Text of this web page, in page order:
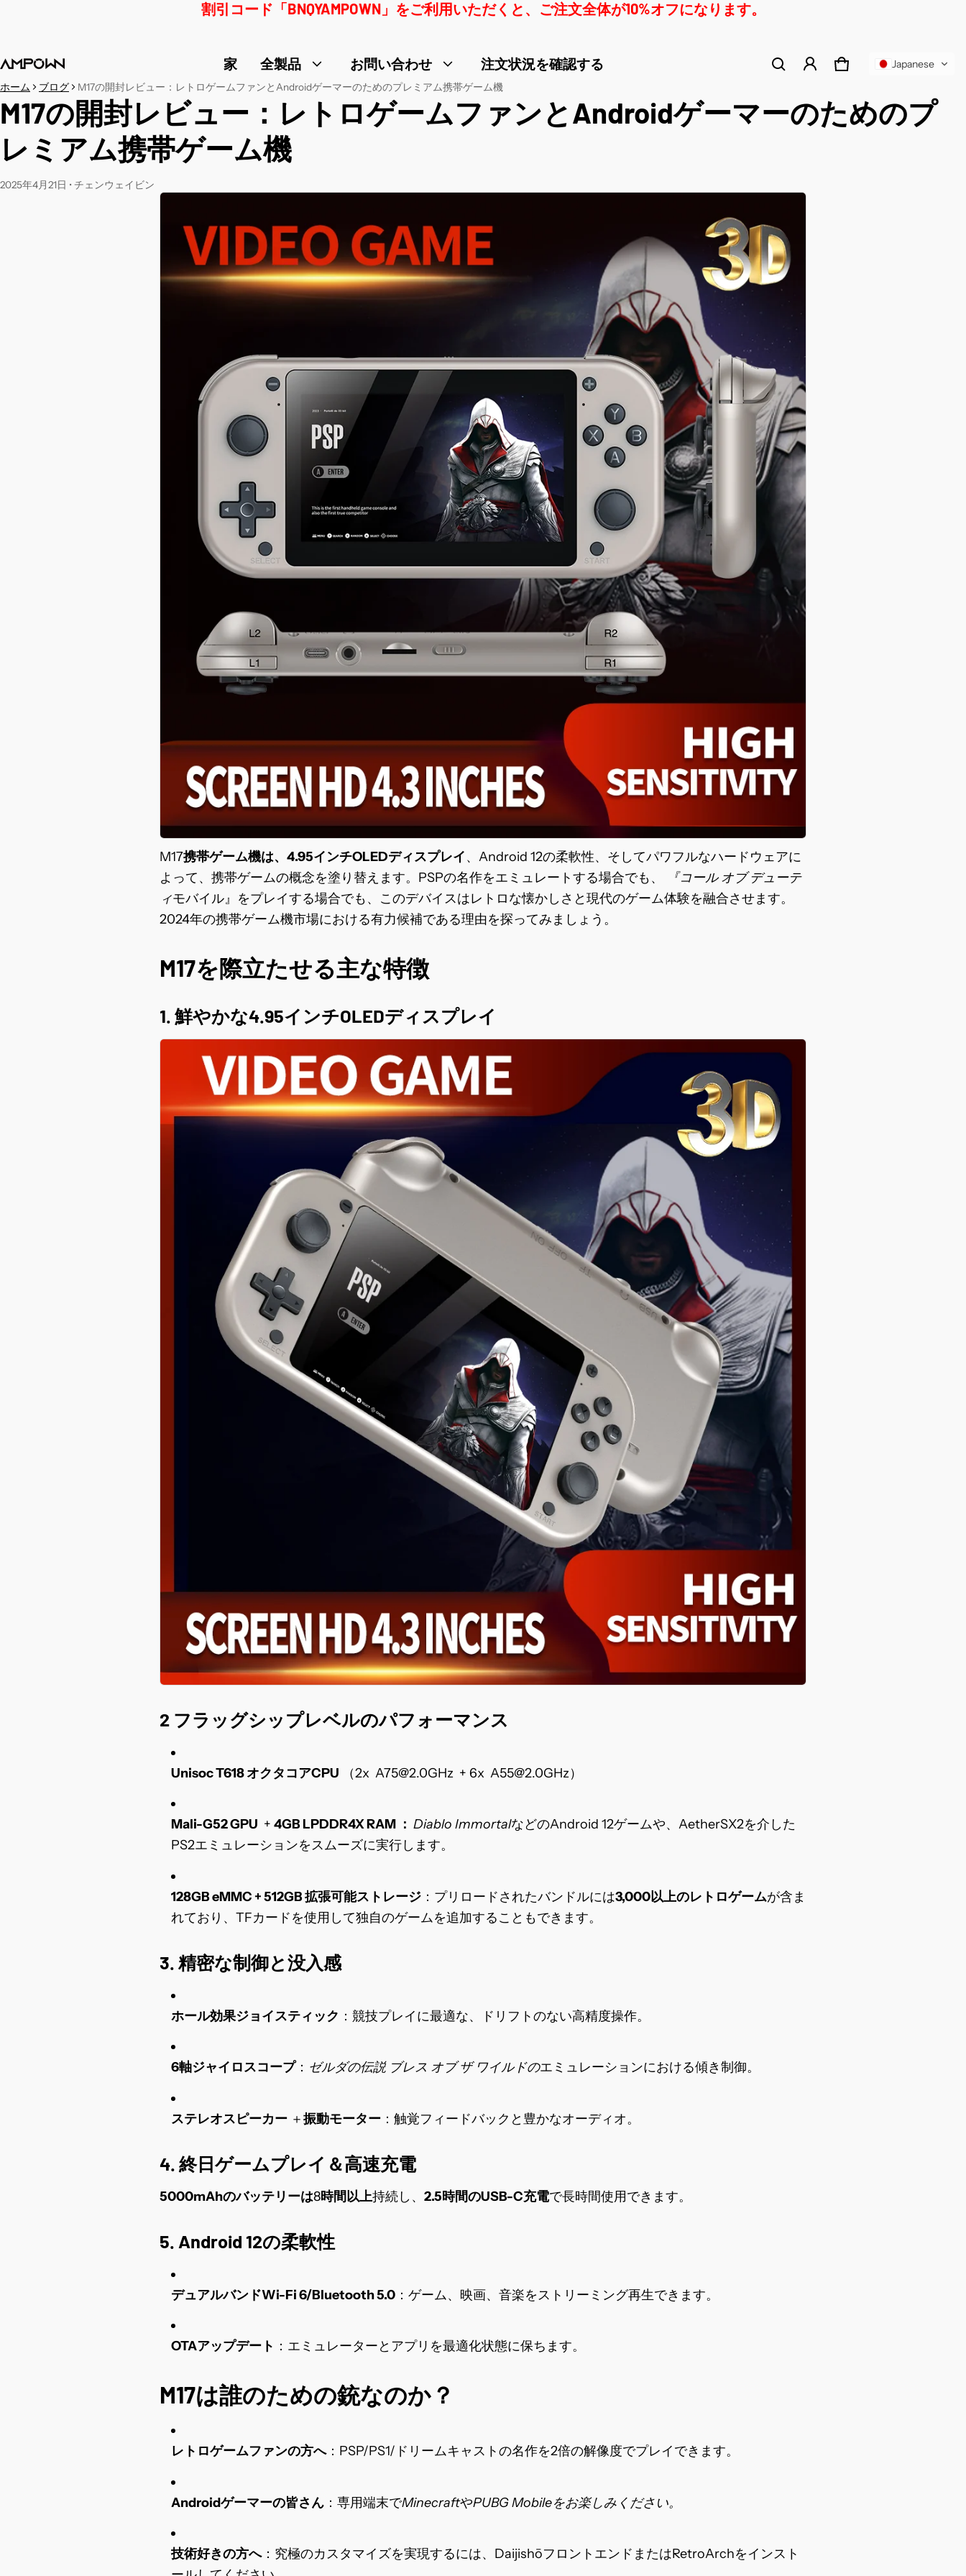
割引コード「BNQYAMPOWN」をご利用いただくと、ご注文全体が10%オフになります。
家 全製品 お問い合わせ 注文状況を確認する カート
0件 Japanese
カートを表示 (）
ホーム ブログ M17の開封レビュー：レトロゲームファンとAndroidゲーマーのためのプレミアム携帯ゲーム機
M17の開封レビュー：レトロゲームファンとAndroidゲーマーのためのプ
レミアム携帯ゲーム機
2025年4月21日 • チェンウェイビン
M17携帯ゲーム機は、 4.95インチOLEDディスプレイ、Android 12の柔軟性、そしてパワフルなハードウェアに
よって、携帯ゲームの概念を塗り替えます。PSPの名作をエミュレートする場合でも、
『コール オブ デューテ
ィモバイル』をプレイする場合でも、このデバイスはレトロな懐かしさと現代のゲーム体験を融合させます。
2024年の携帯ゲーム機市場における有力候補である理由を探ってみましょう。
M17を際立たせる主な特徴
1. 鮮やかな4.95インチOLEDディスプレイ
2 フラッグシップレベルのパフォーマンス
Unisoc T618 オクタコアCPU （2x A75@2.0GHz + 6x A55@2.0GHz）
Mali-G52 GPU + 4GB LPDDR4X RAM ： Diablo ImmortalなどのAndroid 12ゲームや、AetherSX2を介した
PS2エミュレーションをスムーズに実行します。
128GB eMMC + 512GB 拡張可能ストレージ ：プリロードされたバンドルには3,000以上のレトロゲームが含ま
れており、TFカードを使用して独自のゲームを追加することもできます。
3. 精密な制御と没入感
ホール効果ジョイスティック ：競技プレイに最適な、ドリフトのない高精度操作。
6軸ジャイロスコープ： ゼルダの伝説 ブレス オブ ザ ワイルドのエミュレーションにおける傾き制御。
ステレオスピーカー ＋振動モーター ：触覚フィードバックと豊かなオーディオ。
4. 終日ゲームプレイ＆高速充電
5000mAhのバッテリーは8時間以上持続し 、 2.5時間のUSB-C充電で長時間使用できます。
5. Android 12の柔軟性
デュアルバンドWi-Fi 6/Bluetooth 5.0 ：ゲーム、映画、音楽をストリーミング再生できます。
OTAアップデート ：エミュレーターとアプリを最適化状態に保ちます。
M17は誰のための銃なのか？
レトロゲームファンの方へ：PSP/PS1/ドリームキャストの名作を2倍の解像度でプレイできます。
Androidゲーマーの皆さん ： 専用端末でMinecraftやPUBG Mobileをお楽しみください。
技術好きの方へ：究極のカスタマイズを実現するには、DaijishōフロントエンドまたはRetroArchをインスト